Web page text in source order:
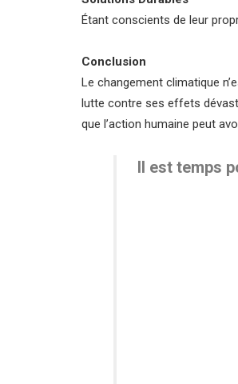
Étant conscients de leur
Conclusion
Le changement climatique
lutte contre ses effets
que l’action humaine peut
Il est temps